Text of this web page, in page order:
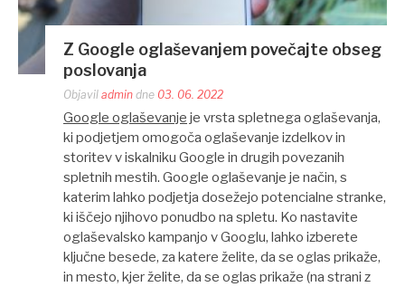
Z Google oglaševanjem povečajte obseg
poslovanja
Objavil admin dne 03. 06. 2022
Google oglaševanje je vrsta spletnega oglaševanja,
ki podjetjem omogoča oglaševanje izdelkov in
storitev v iskalniku Google in drugih povezanih
spletnih mestih. Google oglaševanje je način, s
katerim lahko podjetja dosežejo potencialne stranke,
ki iščejo njihovo ponudbo na spletu. Ko nastavite
oglaševalsko kampanjo v Googlu, lahko izberete
ključne besede, za katere želite, da se oglas prikaže,
in mesto, kjer želite, da se oglas prikaže (na strani z